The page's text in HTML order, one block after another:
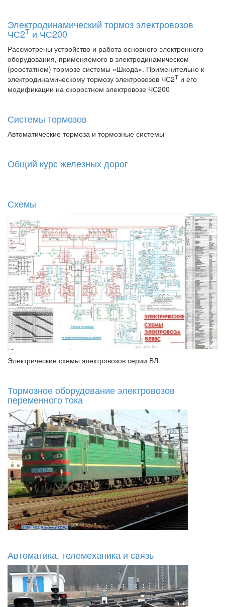
Электродинамический тормоз электровозов
ЧС2Т и ЧС200
Рассмотрены устройство и работа основного электронного
оборудования, применяемого в электродинамическом
(реостатном) тормозе системы «Шкода». Применительно к
электродинамическому тормозу электровозов ЧС2Т и его
модификации на скоростном электровозе ЧС200
Системы тормозов
Автоматические тормоза и тормозные системы
Общий курс железных дорог
Схемы
Электрические схемы электровозов серии ВЛ
Тормозное оборудование электровозов
переменного тока
Автоматика, телемеханика и связь